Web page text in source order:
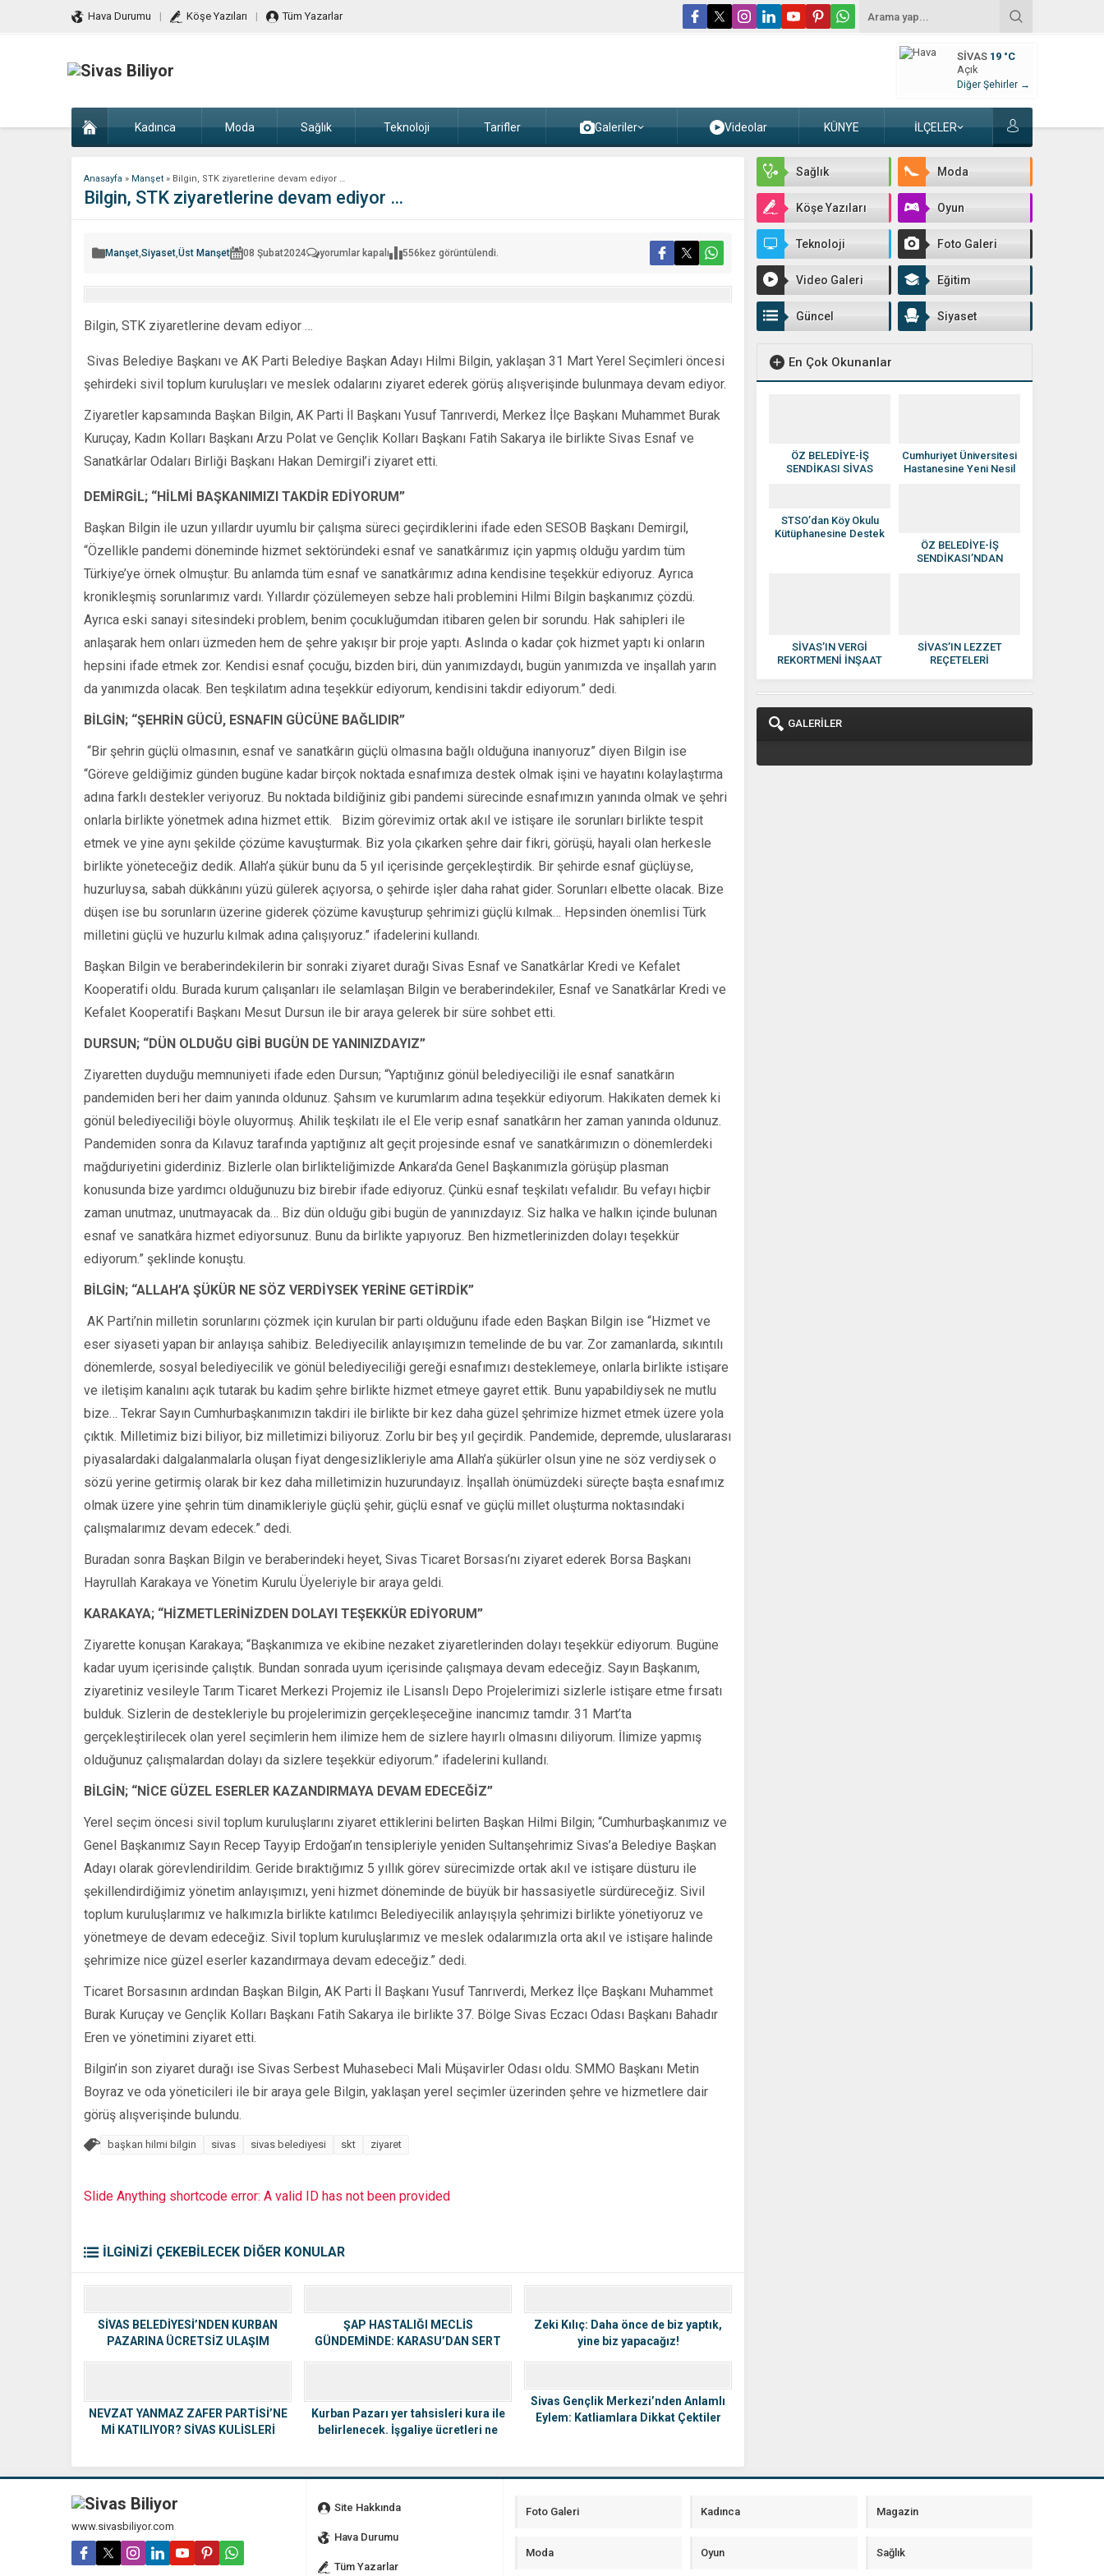
Hava Durumu Köşe Yazıları Tüm Yazarlar
SIVAS 19 °C
Açık
Diğer Şehirler →
Kadınca Moda Sağlık Teknoloji Tarifler Galeriler Videolar KÜNYE İLÇELER
Anasayfa » Manşet » Bilgin, STK ziyaretlerine devam ediyor …
Bilgin, STK ziyaretlerine devam ediyor …
Manşet,Siyaset,Üst Manşet 08 Şubat2024
Bilgin,
devam
yorumlar kapalı 556 kez görüntülendi.
Bilgin, STK ziyaretlerine devam ediyor …
Sivas Belediye Başkanı ve AK Parti Belediye Başkan Adayı Hilmi Bilgin, yaklaşan 31 Mart Yerel Seçimleri öncesi
şehirdeki sivil toplum kuruluşları ve meslek odalarını ziyaret ederek görüş alışverişinde bulunmaya devam ediyor.
Ziyaretler kapsamında Başkan Bilgin, AK Parti İl Başkanı Yusuf Tanrıverdi, Merkez İlçe Başkanı Muhammet Burak
Kuruçay, Kadın Kolları Başkanı Arzu Polat ve Gençlik Kolları Başkanı Fatih Sakarya ile birlikte Sivas Esnaf ve
Sanatkârlar Odaları Birliği Başkanı Hakan Demirgil’i ziyaret etti.
DEMİRGİL; “HİLMİ BAŞKANIMIZI TAKDİR EDİYORUM”
Başkan Bilgin ile uzun yıllardır uyumlu bir çalışma süreci geçirdiklerini ifade eden SESOB Başkanı Demirgil,
“Özellikle pandemi döneminde hizmet sektöründeki esnaf ve sanatkârımız için yapmış olduğu yardım tüm
Türkiye’ye örnek olmuştur. Bu anlamda tüm esnaf ve sanatkârımız adına kendisine teşekkür ediyoruz. Ayrıca
kronikleşmiş sorunlarımız vardı. Yıllardır çözülemeyen sebze hali problemini Hilmi Bilgin başkanımız çözdü.
Ayrıca eski sanayi sitesindeki problem, benim çocukluğumdan itibaren gelen bir sorundu. Hak sahipleri ile
anlaşarak hem onları üzmeden hem de şehre yakışır bir proje yaptı. Aslında o kadar çok hizmet yaptı ki onların
hepsini ifade etmek zor. Kendisi esnaf çocuğu, bizden biri, dün yanımızdaydı, bugün yanımızda ve inşallah yarın
da yanımızda olacak. Ben teşkilatım adına teşekkür ediyorum, kendisini takdir ediyorum.” dedi.
BİLGİN; “ŞEHRİN GÜCÜ, ESNAFIN GÜCÜNE BAĞLIDIR”
“Bir şehrin güçlü olmasının, esnaf ve sanatkârın güçlü olmasına bağlı olduğuna inanıyoruz” diyen Bilgin ise
“Göreve geldiğimiz günden bugüne kadar birçok noktada esnafımıza destek olmak işini ve hayatını kolaylaştırma
adına farklı destekler veriyoruz. Bu noktada bildiğiniz gibi pandemi sürecinde esnafımızın yanında olmak ve şehri
onlarla birlikte yönetmek adına hizmet ettik. Bizim görevimiz ortak akıl ve istişare ile sorunları birlikte tespit
etmek ve yine aynı şekilde çözüme kavuşturmak. Biz yola çıkarken şehre dair fikri, görüşü, hayali olan herkesle
birlikte yöneteceğiz dedik. Allah’a şükür bunu da 5 yıl içerisinde gerçekleştirdik. Bir şehirde esnaf güçlüyse,
huzurluysa, sabah dükkânını yüzü gülerek açıyorsa, o şehirde işler daha rahat gider. Sorunları elbette olacak. Bize
düşen ise bu sorunların üzerine giderek çözüme kavuşturup şehrimizi güçlü kılmak… Hepsinden önemlisi Türk
milletini güçlü ve huzurlu kılmak adına çalışıyoruz.” ifadelerini kullandı.
Başkan Bilgin ve beraberindekilerin bir sonraki ziyaret durağı Sivas Esnaf ve Sanatkârlar Kredi ve Kefalet
Kooperatifi oldu. Burada kurum çalışanları ile selamlaşan Bilgin ve beraberindekiler, Esnaf ve Sanatkârlar Kredi ve
Kefalet Kooperatifi Başkanı Mesut Dursun ile bir araya gelerek bir süre sohbet etti.
DURSUN; “DÜN OLDUĞU GİBİ BUGÜN DE YANINIZDAYIZ”
Ziyaretten duyduğu memnuniyeti ifade eden Dursun; “Yaptığınız gönül belediyeciliği ile esnaf sanatkârın
pandemiden beri her daim yanında oldunuz. Şahsım ve kurumlarım adına teşekkür ediyorum. Hakikaten demek ki
gönül belediyeciliği böyle oluyormuş. Ahilik teşkilatı ile el Ele verip esnaf sanatkârın her zaman yanında oldunuz.
Pandemiden sonra da Kılavuz tarafında yaptığınız alt geçit projesinde esnaf ve sanatkârımızın o dönemlerdeki
mağduriyetini giderdiniz. Bizlerle olan birlikteliğimizde Ankara’da Genel Başkanımızla görüşüp plasman
konusunda bize yardımcı olduğunuzu biz birebir ifade ediyoruz. Çünkü esnaf teşkilatı vefalıdır. Bu vefayı hiçbir
zaman unutmaz, unutmayacak da… Biz dün olduğu gibi bugün de yanınızdayız. Siz halka ve halkın içinde bulunan
esnaf ve sanatkâra hizmet ediyorsunuz. Bunu da birlikte yapıyoruz. Ben hizmetlerinizden dolayı teşekkür
ediyorum.” şeklinde konuştu.
BİLGİN; “ALLAH’A ŞÜKÜR NE SÖZ VERDİYSEK YERİNE GETİRDİK”
AK Parti’nin milletin sorunlarını çözmek için kurulan bir parti olduğunu ifade eden Başkan Bilgin ise “Hizmet ve
eser siyaseti yapan bir anlayışa sahibiz. Belediyecilik anlayışımızın temelinde de bu var. Zor zamanlarda, sıkıntılı
dönemlerde, sosyal belediyecilik ve gönül belediyeciliği gereği esnafımızı desteklemeye, onlarla birlikte istişare
ve iletişim kanalını açık tutarak bu kadim şehre birlikte hizmet etmeye gayret ettik. Bunu yapabildiysek ne mutlu
bize… Tekrar Sayın Cumhurbaşkanımızın takdiri ile birlikte bir kez daha güzel şehrimize hizmet etmek üzere yola
çıktık. Milletimiz bizi biliyor, biz milletimizi biliyoruz. Zorlu bir beş yıl geçirdik. Pandemide, depremde, uluslararası
piyasalardaki dalgalanmalarla oluşan fiyat dengesizlikleriyle ama Allah’a şükürler olsun yine ne söz verdiysek o
sözü yerine getirmiş olarak bir kez daha milletimizin huzurundayız. İnşallah önümüzdeki süreçte başta esnafımız
olmak üzere yine şehrin tüm dinamikleriyle güçlü şehir, güçlü esnaf ve güçlü millet oluşturma noktasındaki
çalışmalarımız devam edecek.” dedi.
Buradan sonra Başkan Bilgin ve beraberindeki heyet, Sivas Ticaret Borsası’nı ziyaret ederek Borsa Başkanı
Hayrullah Karakaya ve Yönetim Kurulu Üyeleriyle bir araya geldi.
KARAKAYA; “HİZMETLERİNİZDEN DOLAYI TEŞEKKÜR EDİYORUM”
Ziyarette konuşan Karakaya; “Başkanımıza ve ekibine nezaket ziyaretlerinden dolayı teşekkür ediyorum. Bugüne
kadar uyum içerisinde çalıştık. Bundan sonrada uyum içerisinde çalışmaya devam edeceğiz. Sayın Başkanım,
ziyaretiniz vesileyle Tarım Ticaret Merkezi Projemiz ile Lisanslı Depo Projelerimizi sizlerle istişare etme fırsatı
bulduk. Sizlerin de destekleriyle bu projelerimizin gerçekleşeceğine inancımız tamdır. 31 Mart’ta
gerçekleştirilecek olan yerel seçimlerin hem ilimize hem de sizlere hayırlı olmasını diliyorum. İlimize yapmış
olduğunuz çalışmalardan dolayı da sizlere teşekkür ediyorum.” ifadelerini kullandı.
BİLGİN; “NİCE GÜZEL ESERLER KAZANDIRMAYA DEVAM EDECEĞİZ”
Yerel seçim öncesi sivil toplum kuruluşlarını ziyaret ettiklerini belirten Başkan Hilmi Bilgin; “Cumhurbaşkanımız ve
Genel Başkanımız Sayın Recep Tayyip Erdoğan’ın tensipleriyle yeniden Sultanşehrimiz Sivas’a Belediye Başkan
Adayı olarak görevlendirildim. Geride bıraktığımız 5 yıllık görev sürecimizde ortak akıl ve istişare düsturu ile
şekillendirdiğimiz yönetim anlayışımızı, yeni hizmet döneminde de büyük bir hassasiyetle sürdüreceğiz. Sivil
toplum kuruluşlarımız ve halkımızla birlikte katılımcı Belediyecilik anlayışıyla şehrimizi birlikte yönetiyoruz ve
yönetmeye de devam edeceğiz. Sivil toplum kuruluşlarımız ve meslek odalarımızla orta akıl ve istişare halinde
şehrimize nice güzel eserler kazandırmaya devam edeceğiz.” dedi.
Ticaret Borsasının ardından Başkan Bilgin, AK Parti İl Başkanı Yusuf Tanrıverdi, Merkez İlçe Başkanı Muhammet
Burak Kuruçay ve Gençlik Kolları Başkanı Fatih Sakarya ile birlikte 37. Bölge Sivas Eczacı Odası Başkanı Bahadır
Eren ve yönetimini ziyaret etti.
Bilgin’in son ziyaret durağı ise Sivas Serbest Muhasebeci Mali Müşavirler Odası oldu. SMMO Başkanı Metin
Boyraz ve oda yöneticileri ile bir araya gele Bilgin, yaklaşan yerel seçimler üzerinden şehre ve hizmetlere dair
görüş alışverişinde bulundu.
başkan hilmi bilgin sivas sivas belediyesi skt ziyaret
Slide Anything shortcode error: A valid ID has not been provided
İLGİNİZİ ÇEKEBİLECEK DİĞER KONULAR
SİVAS BELEDİYESİ’NDEN KURBAN
PAZARINA ÜCRETSİZ ULAŞIM
ŞAP HASTALIĞI MECLİS
GÜNDEMİNDE: KARASU’DAN SERT
Zeki Kılıç: Daha önce de biz yaptık,
yine biz yapacağız!
NEVZAT YANMAZ ZAFER PARTİSİ’NE
Mİ KATILIYOR? SİVAS KULİSLERİ
Kurban Pazarı yer tahsisleri kura ile
belirlenecek. İşgaliye ücretleri ne
Sivas Gençlik Merkezi’nden Anlamlı
Eylem: Katliamlara Dikkat Çektiler
Sağlık Moda
Köşe Yazıları Oyun
Teknoloji Foto Galeri
Video Galeri Eğitim
Güncel Siyaset
En Çok Okunanlar
ÖZ BELEDİYE-İŞ
SENDİKASI SİVAS
Cumhuriyet Üniversitesi
Hastanesine Yeni Nesil
STSO’dan Köy Okulu
Kütüphanesine Destek
ÖZ BELEDİYE-İŞ
SENDİKASI’NDAN
SİVAS’IN VERGİ
REKORTMENİ İNŞAAT
SİVAS’IN LEZZET
REÇETELERİ
GALERİLER
www.sivasbiliyor.com
Site Hakkında
Hava Durumu
Tüm Yazarlar
Foto Galeri Kadınca Magazin
Moda Oyun Sağlık